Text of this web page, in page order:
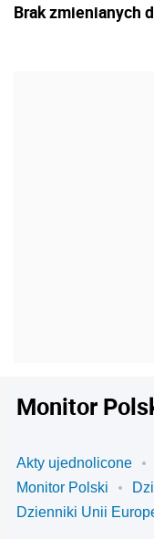
Brak zmienianych
Monitor
Akty ujednolicone
Monitor Polski
Dzienniki Unii